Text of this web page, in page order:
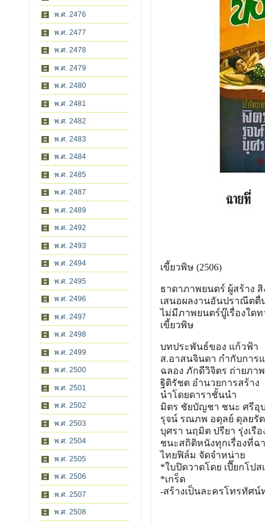
พ.ศ. 2476
พ.ศ. 2477
พ.ศ. 2478
พ.ศ. 2479
พ.ศ. 2480
พ.ศ. 2481
พ.ศ. 2482
พ.ศ. 2483
พ.ศ. 2484
พ.ศ. 2485
พ.ศ. 2487
พ.ศ. 2489
พ.ศ. 2492
พ.ศ. 2493
พ.ศ. 2494
พ.ศ. 2495
พ.ศ. 2496
พ.ศ. 2497
พ.ศ. 2498
พ.ศ. 2499
พ.ศ. 2500
พ.ศ. 2501
พ.ศ. 2502
พ.ศ. 2503
พ.ศ. 2504
พ.ศ. 2505
พ.ศ. 2506
พ.ศ. 2507
พ.ศ. 2508
เขี้ยวพิษ (2506)
ธาดาภาพยนตร์ ผู้สร้าง สิ
เสนอผลงานอันปราณีตตื่
ไม่มีภาพยนตร์บู๊เรื่องใดท
เขี้ยวพิษ
บทประพันธ์ของ แก้วฟ้า
ส.อาสนจินดา กำกับการ
ฉลอง ภักดีวิจิตร ถ่ายภาพ
ฐิติรัชต อำนวยการสร้าง
นำโดยดาราชั้นนำ
มิตร ชัยบัญชา ชนะ ศรีอุ
รุจน์ รณภพ อดุลย์ ดุลยรั
บุศรา นฤมิต ปรียา รุ่งเรื
ชนะสถิติหนังทุกเรื่องที่ฉา
ไทยฟิล์ม จัดจำหน่าย
*ใบปิดวาดโดย เปี๊ยกโปส
*เกร็ด
-สร้างเป็นละครโทรทัศน์